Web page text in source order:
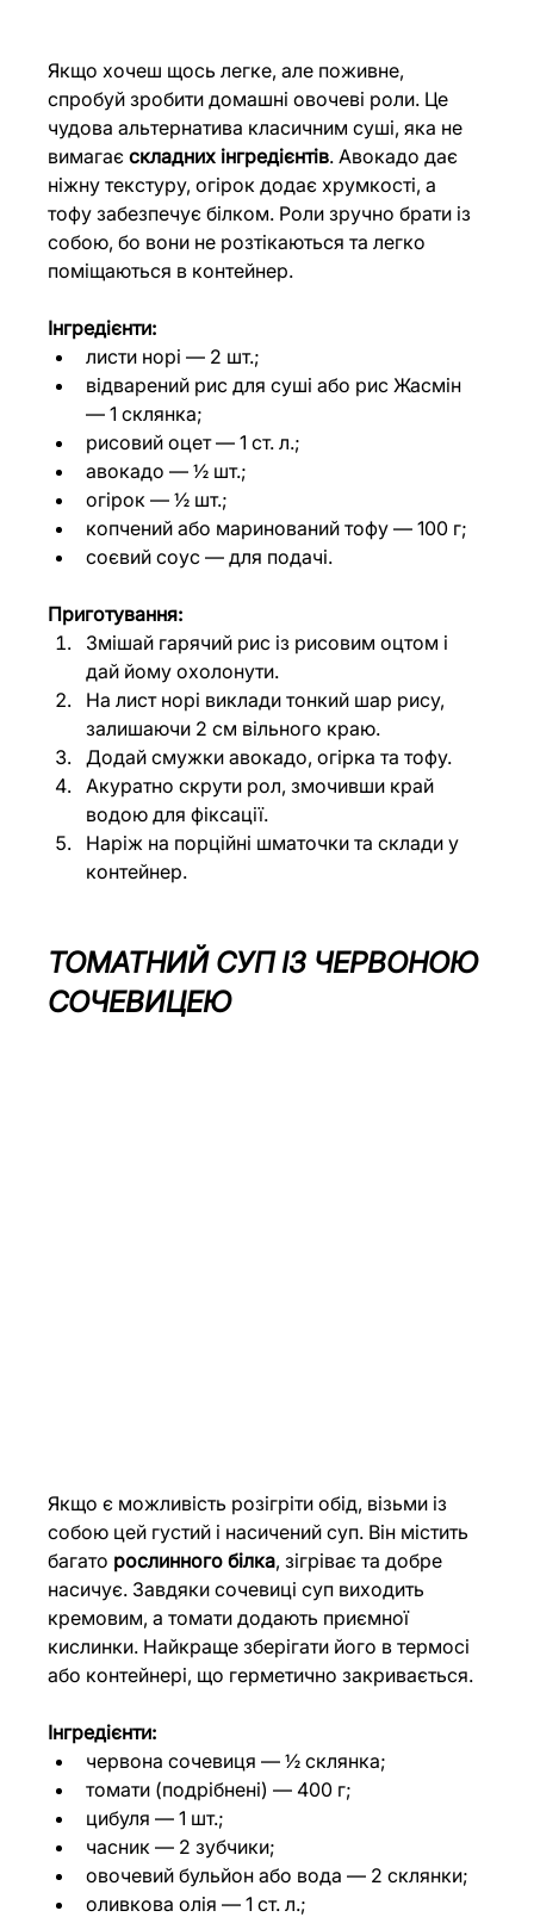
Якщо хочеш щось легке, але поживне,
спробуй зробити домашні овочеві роли. Це
чудова альтернатива класичним суші, яка не
вимагає складних інгредієнтів. Авокадо дає
ніжну текстуру, огірок додає хрумкості, а
тофу забезпечує білком. Роли зручно брати із
собою, бо вони не розтікаються та легко
поміщаються в контейнер.
Інгредієнти:
листи норі — 2 шт.;
відварений рис для суші або рис Жасмін
— 1 склянка;
рисовий оцет — 1 ст. л.;
авокадо — ½ шт.;
огірок — ½ шт.;
копчений або маринований тофу — 100 г;
соєвий соус — для подачі.
Приготування:
Змішай гарячий рис із рисовим оцтом і
дай йому охолонути.
На лист норі виклади тонкий шар рису,
залишаючи 2 см вільного краю.
Додай смужки авокадо, огірка та тофу.
Акуратно скрути рол, змочивши край
водою для фіксації.
Наріж на порційні шматочки та склади у
контейнер.
ТОМАТНИЙ СУП ІЗ ЧЕРВОНОЮ
СОЧЕВИЦЕЮ
Якщо є можливість розігріти обід, візьми із
собою цей густий і насичений суп. Він містить
багато рослинного білка, зігріває та добре
насичує. Завдяки сочевиці суп виходить
кремовим, а томати додають приємної
кислинки. Найкраще зберігати його в термосі
або контейнері, що герметично закривається.
Інгредієнти:
червона сочевиця — ½ склянка;
томати (подрібнені) — 400 г;
цибуля — 1 шт.;
часник — 2 зубчики;
овочевий бульйон або вода — 2 склянки;
оливкова олія — 1 ст. л.;